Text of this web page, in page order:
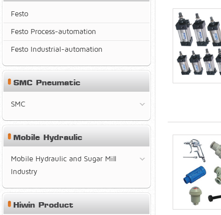
Festo
Festo Process-automation
Festo Industrial-automation
SMC Pneumatic
SMC
Mobile Hydraulic
Mobile Hydraulic and Sugar Mill
Industry
Hiwin Product